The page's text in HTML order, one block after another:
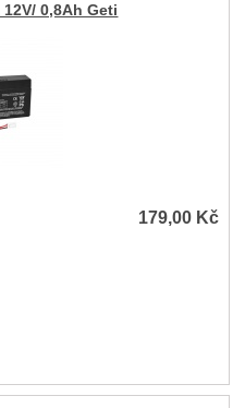
0,8Ah Geti
179,00 Kč